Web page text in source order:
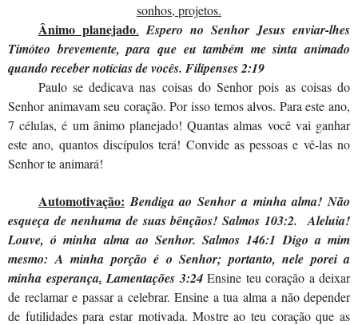
sonhos, projetos.
Ânimo planejado. Espero no Senhor Jesus enviar-lhes
Timóteo brevemente, para que eu também me sinta animado
quando receber notícias de vocês. Filipenses 2:19
Paulo se dedicava nas coisas do Senhor pois as coisas do
Senhor animavam seu coração. Por isso temos alvos. Para este ano,
7 células, é um ânimo planejado! Quantas almas você vai ganhar
este ano, quantos discípulos terá! Convide as pessoas e vê-las no
Senhor te animará!
Automotivação: Bendiga ao Senhor a minha alma! Não
esqueça de nenhuma de suas bênçãos! Salmos 103:2.
Aleluia!
Louve, ó minha alma ao Senhor. Salmos 146:1 Digo a mim
mesmo: A minha porção é o Senhor; portanto, nele porei a
minha esperança. Lamentações 3:24Ensine teu coração a deixar
de reclamar e passar a celebrar. Ensine a tua alma a não depender
de futilidades para estar motivada. Mostre ao teu coração que as